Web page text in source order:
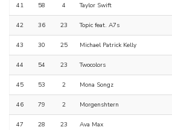
41 58 4 Taylor Swift
42 36 23 Topic feat. A7s
43 30 25 Michael Patrick Kelly
44 54 23 Twocolors
45 53 2 Mona Songz
46 79 2 Morgenshtern
47 28 23 Ava Max